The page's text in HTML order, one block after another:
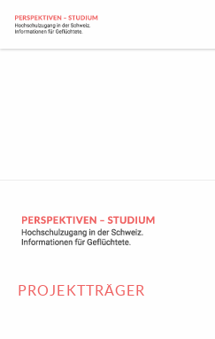
PROJEKTTRÄGER